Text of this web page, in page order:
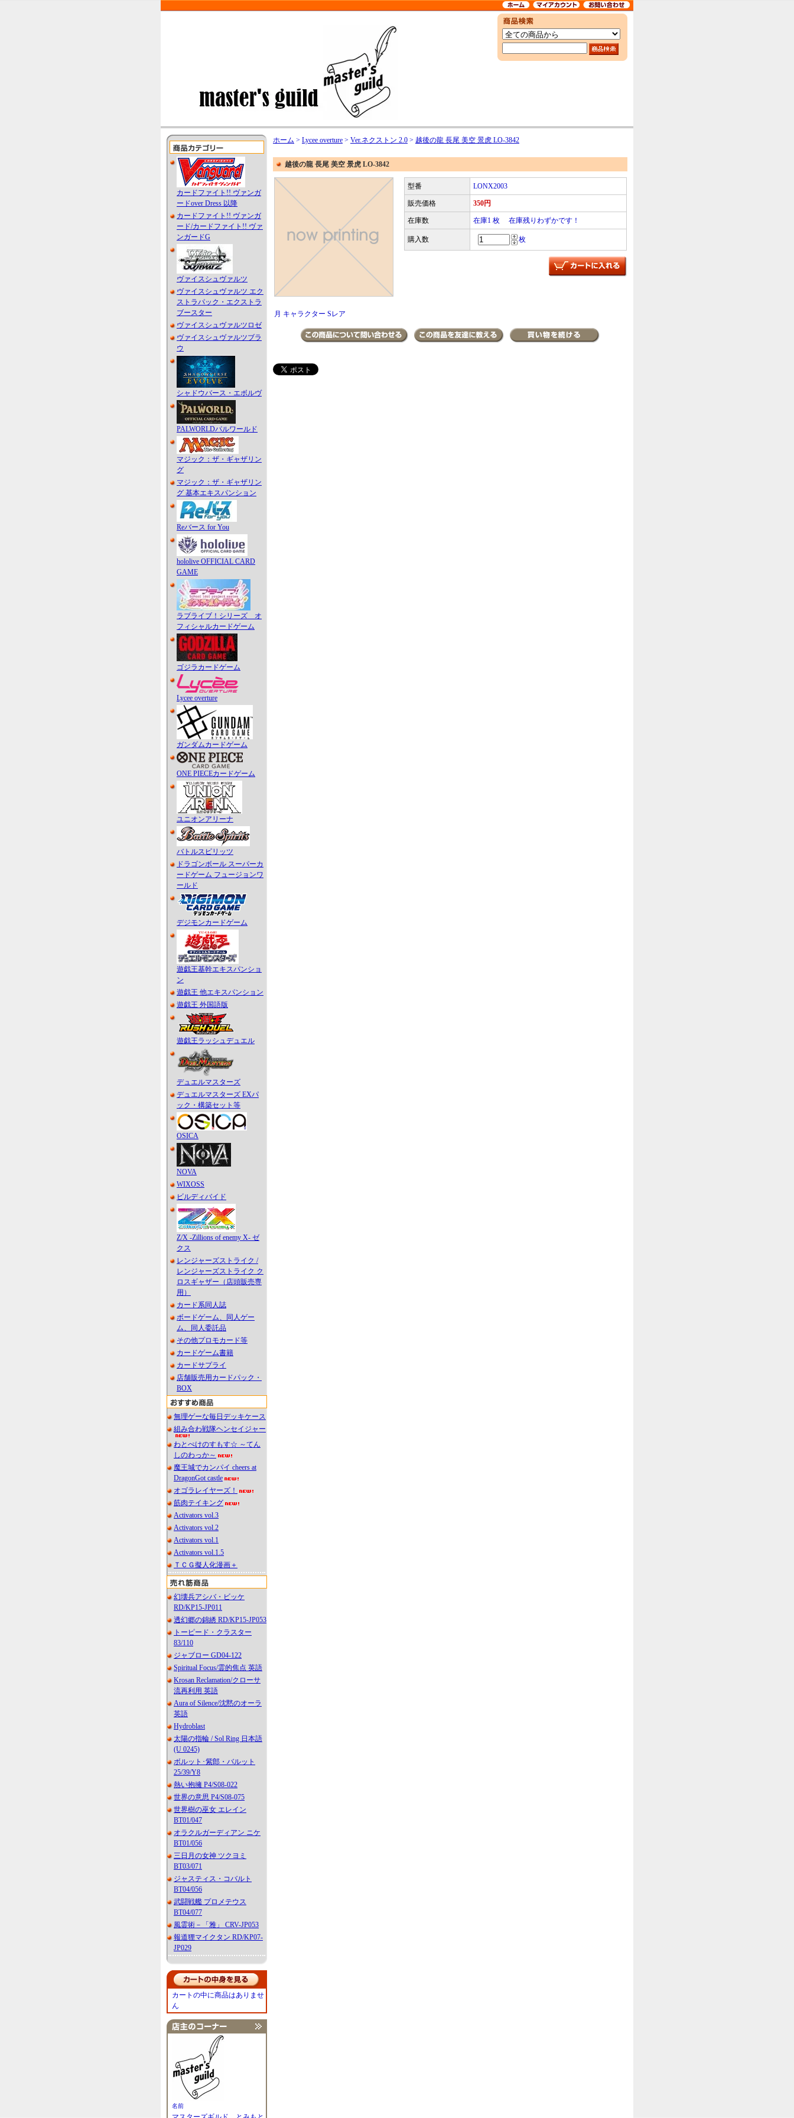
カードファイト!! ヴァンガ
ードover Dress 以降
カードファイト!! ヴァンガ
ード/カードファイト!! ヴァ
ンガードG
ヴァイスシュヴァルツ
ヴァイスシュヴァルツ エク
ストラパック・エクストラ
ブースター
ヴァイスシュヴァルツロゼ
ヴァイスシュヴァルツブラ
ウ
シャドウバース・エボルヴ
PALWORLDパルワールド
マジック：ザ・ギャザリン
グ
マジック：ザ・ギャザリン
グ 基本エキスパンション
Reバース for You
hololive OFFICIAL CARD
GAME
ラブライブ！シリーズ オ
フィシャルカードゲーム
ゴジラカードゲーム
Lycee overture
ガンダムカードゲーム
ONE PIECEカードゲーム
ユニオンアリーナ
バトルスピリッツ
ドラゴンボール スーパーカ
ードゲーム フュージョンワ
ールド
デジモンカードゲーム
遊戯王基幹エキスパンショ
ン
遊戯王 他エキスパンション
遊戯王 外国語版
遊戯王ラッシュデュエル
デュエルマスターズ
デュエルマスターズ EXパ
ック・構築セット等
OSICA
NOVA
WIXOSS
ビルディバイド
Z/X -Zillions of enemy X- ゼ
クス
レンジャーズストライク /
レンジャーズストライク ク
ロスギャザー（店頭販売専
用）
カード系同人誌
ボードゲーム、同人ゲー
ム、同人委託品
その他プロモカード等
カードゲーム書籍
カードサプライ
店舗販売用カードパック・
BOX
無理ゲーな毎日デッキケース
組み合わ戦隊ヘンセイジャー
わとぺけのすもす☆ ～てん
しのわっか～
魔王城でカンパイ cheers at
DragonGot castle
オゴラレイヤーズ！
筋肉テイキング
Activators vol.3
Activators vol.2
Activators vol.1
Activators vol.1.5
ＴＣＧ擬人化漫画＋
幻壊兵アシバ・ビッケ
RD/KP15-JP011
透幻郷の錦綉 RD/KP15-JP053
トーピード・クラスター
83/110
ジャブロー GD04-122
Spiritual Focus/霊的焦点 英語
Krosan Reclamation/クローサ
流再利用 英語
Aura of Silence/沈黙のオーラ
英語
Hydroblast
太陽の指輪 / Sol Ring 日本語
(U 0245)
ボルット･紫郎・バルット
25/39/Y8
熱い抱擁 P4/S08-022
世界の意思 P4/S08-075
世界樹の巫女 エレイン
BT01/047
オラクルガーディアン ニケ
BT01/056
三日月の女神 ツクヨミ
BT03/071
ジャスティス・コバルト
BT04/056
武闘戦艦 プロメテウス
BT04/077
風霊術－「雅」 CRV-JP053
報道狸マイクタン RD/KP07-
JP029
カートの中に商品はありませ
ん
名前
ホーム > Lycee overture > Ver.ネクストン 2.0 > 越後の龍 長尾 美空 景虎 LO-3842
越後の龍 長尾 美空 景虎 LO-3842
型番 LONX2003
販売価格 350円
在庫数 在庫1 枚 在庫残りわずかです！
購入数 枚
月 キャラクター Sレア